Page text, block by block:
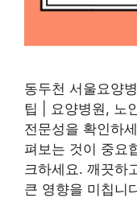
동두천 서울요양
팁 | 요양병원, 노
전문성을 확인하
펴보는 것이 중요
크하세요. 깨끗하
큰 영향을 미칩니